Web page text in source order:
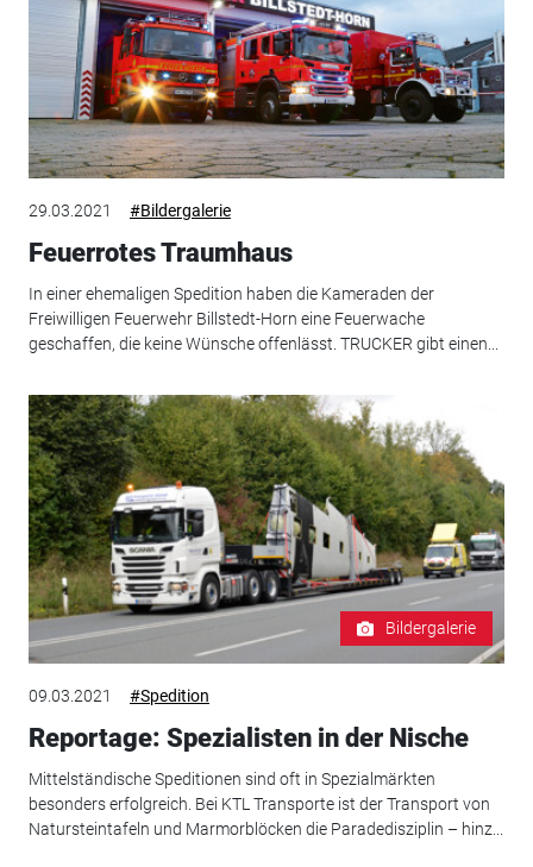
29.03.2021 #Bildergalerie
Feuerrotes Traumhaus
In einer ehemaligen Spedition haben die Kameraden der
Freiwilligen Feuerwehr Billstedt-Horn eine Feuerwache
geschaffen, die keine Wünsche offenlässt. TRUCKER gibt einen...
Bildergalerie
09.03.2021 #Spedition
Reportage: Spezialisten in der Nische
Mittelständische Speditionen sind oft in Spezialmärkten
besonders erfolgreich. Bei KTL Transporte ist der Transport von
Natursteintafeln und Marmorblöcken die Paradedisziplin – hinz...